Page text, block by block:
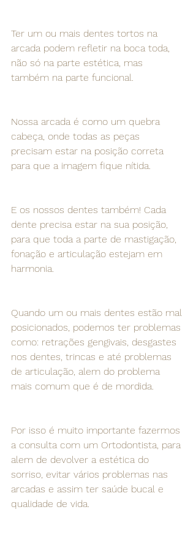
Ter um ou mais dentes tortos na
arcada podem refletir na boca toda,
não só na parte estética, mas
também na parte funcional.
Nossa arcada é como um quebra
cabeça, onde todas as peças
precisam estar na posição correta
para que a imagem fique nítida.
E os nossos dentes também! Cada
dente precisa estar na sua posição,
para que toda a parte de mastigação,
fonação e articulação estejam em
harmonia.
Quando um ou mais dentes estão mal
posicionados, podemos ter problemas
como: retrações gengivais, desgastes
nos dentes, trincas e até problemas
de articulação, alem do problema
mais comum que é de mordida.
Por isso é muito importante fazermos
a consulta com um Ortodontista, para
alem de devolver a estética do
sorriso, evitar vários problemas nas
arcadas e assim ter saúde bucal e
qualidade de vida.